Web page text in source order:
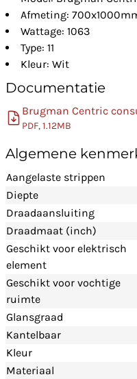
Afmeting:
Wattage: 1063
Type: 11
Kleur: Wit
Documentatie
Brugman Centric
PDF, 1.12MB
Algemene
Aangelaste strippen
Diepte
Draadaansluiting
Draadmaat (inch)
Geschikt voor elektrisch
element
Geschikt voor vochtige
ruimte
Glansgraad
Kantelbaar
Kleur
Materiaal